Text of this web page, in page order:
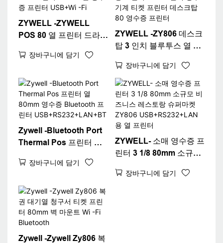
ZYWELL -ZYWELL
POS 80 열 프린터 드라이
ZY806 열 영수증 프린터
장바구니에 담기
ZYWELL -ZY806 데스크
탑 3 인치 블루투스 열 영
청구 기계 티켓 프린터 데
스크탑 80 영수증 프린터
장바구니에 담기
Zywell -Bluetooth Port
Thermal Pos 프린터 열
프린터
장바구니에 담기
ZYWELL- 소매 영수증 프
린터 3 1/8 80mm 소규모
마켓 ZY806
장바구니에 담기
Zywell -Zywell Zy806 복